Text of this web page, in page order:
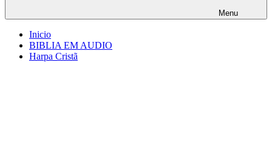
Menu
Inicio
BIBLIA EM AUDIO
Harpa Cristã